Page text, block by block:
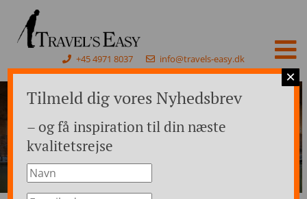
+45 4971 8037 info@travels-easy.dk
Tilmeld dig vores Nyhedsbrev
– og få inspiration til din næste
kvalitetsrejse
×